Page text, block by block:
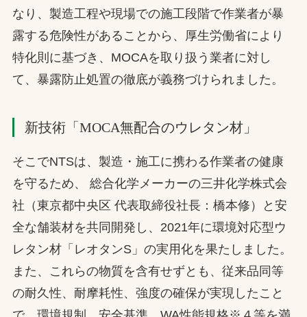
なり、製造工程や現場での施工段階で作業者が暴
露する危険性があることから、厚生労働省により
特化則に基づき、MOCAを取り扱う業者に対し
て、暴露防止処置の徹底が義務づけられました。
新技術「MOCA無配合のウレタン材」
そこでNTSは、製造・施工に携わる作業者の健康
を守るため、 総合化学メーカーの三井化学株式会
社（東京都中央区 代表取締役社長：橋本修）と安
全な舗装材を共同開発し、2021年に環境対応型ウ
レタン材「レオタンS」の実用化を果たしました。
また、これらの物質を含有せずとも、従来品同等
の耐久性、耐摩耗性、強度の確保が実現したこと